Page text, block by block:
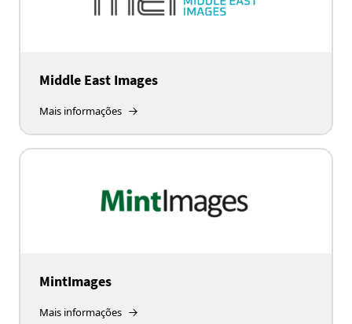
Middle East Images
Mais informações
MintImages
Mais informações